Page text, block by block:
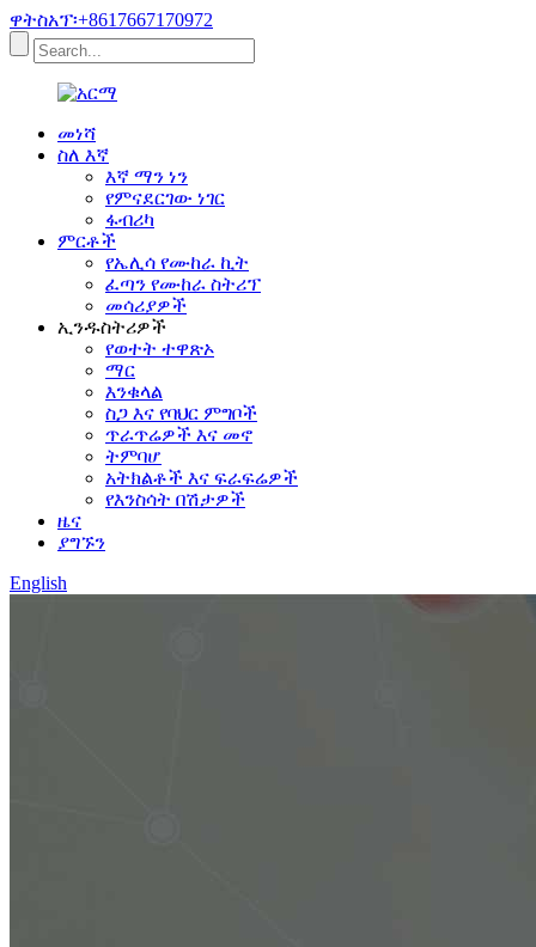
ዋትስአፕ፡+8617667170972
መነሻ
ስለ እኛ
እኛ ማን ነን
የምናደርገው ነገር
ፋብሪካ
ምርቶች
የኤሊሳ የሙከራ ኪት
ፈጣን የሙከራ ስትሪፕ
መሳሪያዎች
ኢንዱስትሪዎች
የወተት ተዋጽኦ
ማር
እንቁላል
ስጋ እና የባህር ምግቦች
ጥራጥሬዎች እና መኖ
ትምባሆ
አትክልቶች እና ፍራፍሬዎች
የእንስሳት በሽታዎች
ዜና
ያግኙን
English